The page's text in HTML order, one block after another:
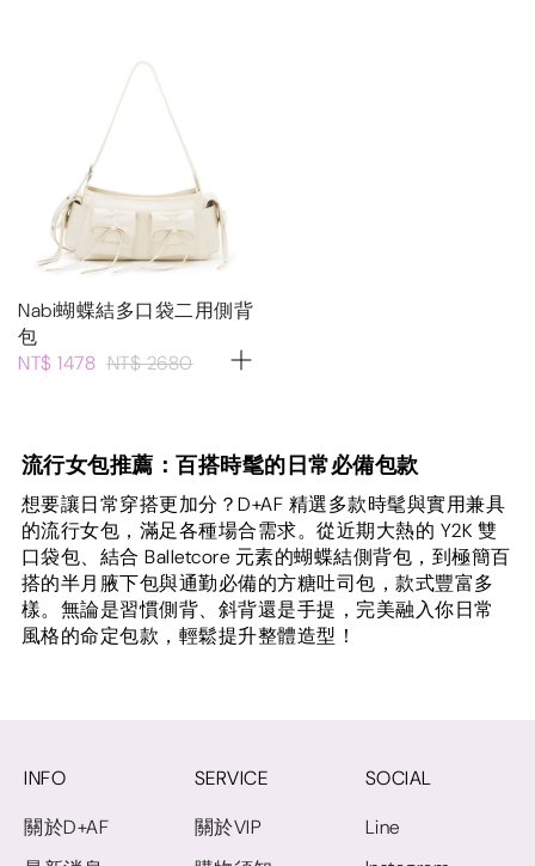
Nabi蝴蝶結多口袋二用側背
包
NT$ 1478 NT$ 2680
流行女包推薦：百搭時髦的日常必備包款
想要讓日常穿搭更加分？D+AF 精選多款時髦與實用兼具
的流行女包，滿足各種場合需求。從近期大熱的 Y2K 雙
口袋包、結合 Balletcore 元素的蝴蝶結側背包，到極簡百
搭的半月腋下包與通勤必備的方糖吐司包，款式豐富多
樣。無論是習慣側背、斜背還是手提，完美融入你日常
風格的命定包款，輕鬆提升整體造型！
INFO
關於D+AF
SERVICE
關於VIP
SOCIAL
Line